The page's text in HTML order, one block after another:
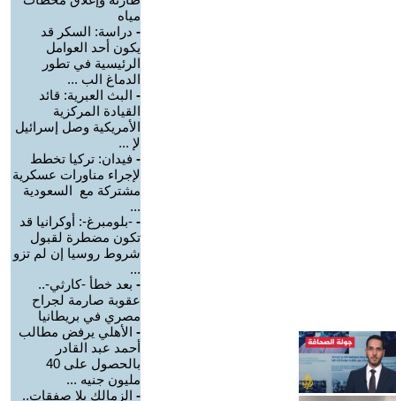
مياه
- دراسة: السكر قد
يكون أحد العوامل
الرئيسية في تطور
الدماغ الب ...
- البث العبرية: قائد
القيادة المركزية
الأمريكية وصل إسرائيل
لإ ...
- فيدان: تركيا تخطط
لإجراء مناورات عسكرية
مشتركة مع السعودية
...
- -بلومبرغ-: أوكرانيا قد
تكون مضطرة لقبول
شروط روسيا إن لم تزو
...
- بعد خطأ -كارثي-..
عقوبة صارمة لجراح
مصري في بريطانيا
- الأهلي يرفض مطالب
أحمد عبد القادر
بالحصول على 40
مليون جنيه ...
- الزمالك بلا صفقات..